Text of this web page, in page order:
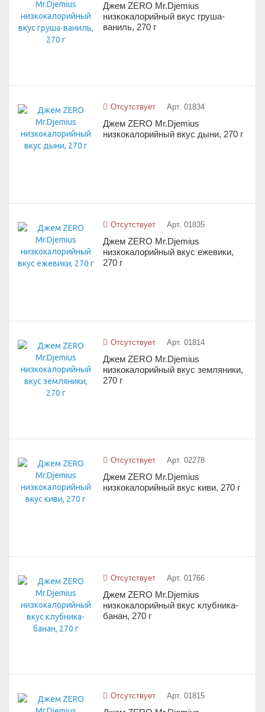
Джем ZERO Mr.Djemius
низкокалорийный вкус груша-
ваниль, 270 г
Отсутствует Арт. 01834
Джем ZERO Mr.Djemius
низкокалорийный вкус дыни, 270 г
Отсутствует Арт. 01835
Джем ZERO Mr.Djemius
низкокалорийный вкус ежевики,
270 г
Отсутствует Арт. 01814
Джем ZERO Mr.Djemius
низкокалорийный вкус земляники,
270 г
Отсутствует Арт. 02278
Джем ZERO Mr.Djemius
низкокалорийный вкус киви, 270 г
Отсутствует Арт. 01766
Джем ZERO Mr.Djemius
низкокалорийный вкус клубника-
банан, 270 г
Отсутствует Арт. 01815